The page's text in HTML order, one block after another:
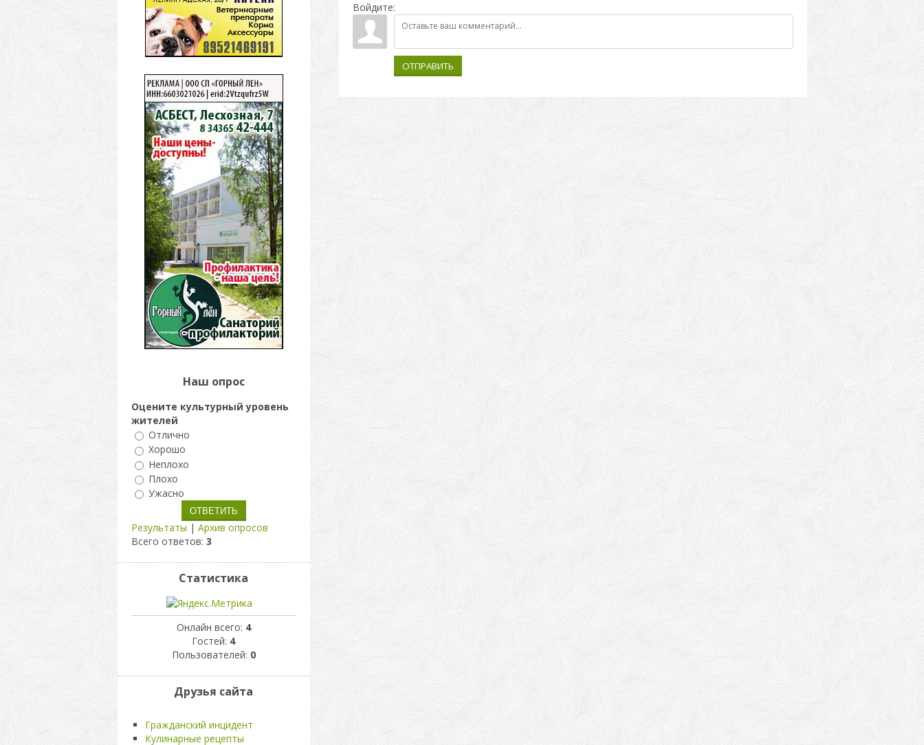
Войдите:
ОТПРАВИТЬ
Наш опрос
Оцените культурный уровень
жителей
Отлично
Хорошо
Неплохо
Плохо
Ужасно
Результаты | Архив опросов
Всего ответов: 3
Статистика
Онлайн всего: 4
Гостей: 4
Пользователей: 0
Друзья сайта
Гражданский инцидент
Кулинарные рецепты